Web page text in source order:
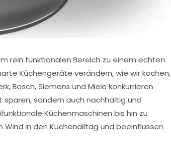
rein funktionalen Bereich zu einem echten
Küchengeräte verändern, wie wir kochen,
Bosch, Siemens und Miele konkurrieren
sondern auch nachhaltig und
Küchenmaschinen bis hin zu
in den Küchenalltag und beeinflussen